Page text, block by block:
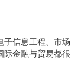
子信息工程、市场
际金融与贸易都很